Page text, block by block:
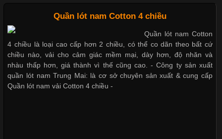
Vải Lycra Là Gì? Chất Liệu Co Giãn Được Ưa Chuộng Trong
Ngành May Mặc Trong ngành thời trang hiện đại, các loại vải có
khả năng co giãn tốt ngày càng được ưa chuộng nhằm mang lại
cảm giác thoải mái cho người mặc. Trong đó, vải Lycra là một
trong những chất liệu nổi bật nhờ độ đàn hồi cao,
Những mẩu quần lót nam
thông dụng hiện nay
Quần lót nam Cotton 4 chiều
Quần lót nam Cotton
4 chiều là loại cao cấp hơn 2 chiều, có thể co dãn theo bất cứ
chiều nào, vải cho cảm giác mềm mại, dày hơn, độ nhăn và
nhàu thấp hơn, giá thành vì thế cũng cao. - Công ty sản xuất
quần lót nam Trung Mai: là cơ sở chuyên sản xuất & cung cấp
Quần lót nam vải Cotton 4 chiều -